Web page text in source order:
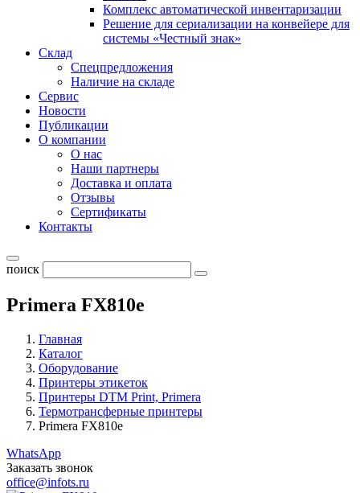
Комплекс автоматической инвентаризации
Решение для сериализации на конвейере для
системы «Честный знак»
Склад
Спецпредложения
Наличие на складе
Сервис
Новости
Публикации
О компании
О нас
Наши партнеры
Доставка и оплата
Отзывы
Сертификаты
Контакты
поиск
Primera FX810e
Главная
Каталог
Оборудование
Принтеры этикеток
Принтеры DTM Print, Primera
Термотрансферные принтеры
Primera FX810e
WhatsApp
Заказать звонок
office@infots.ru